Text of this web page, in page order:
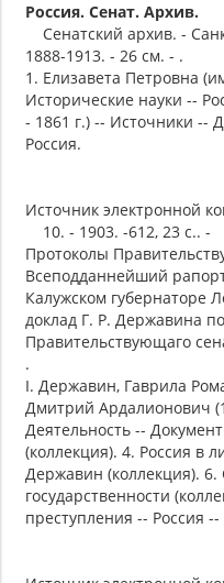
Россия. Сенат. Архив.
Сенатский архив. -
1888-1913. - 26 см. - .
1. Елизавета Петровна
Исторические науки --
- 1861 г.) -- Источники --
Россия.
Источник электронной
10. - 1903. -612, 23 с.. -
Протоколы
Всеподданнейший
Калужском губернаторе
доклад Г. Р. Державина
Правительствующаго
.
I. Державин, Гаврила
Дмитрий Ардалионович
Деятельность --
(коллекция). 4. Россия в
Державин (коллекция). 6.
государственности
преступления -- Россия